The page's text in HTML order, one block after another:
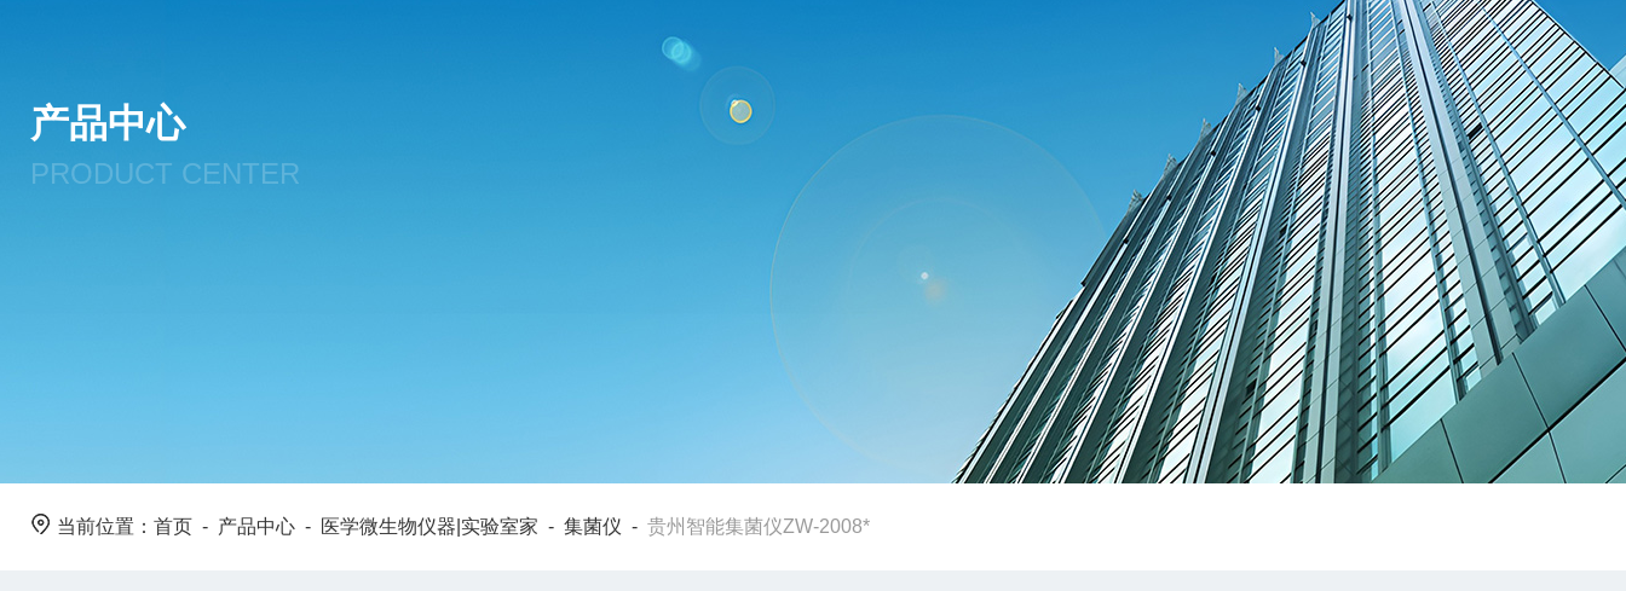
产品中心
PRODUCT CENTER
当前位置： 首页 - 产品中心 - 医学微生物仪器|实验室家 - 集菌仪 - 贵州智能集菌仪ZW-2008*